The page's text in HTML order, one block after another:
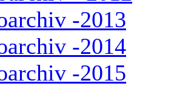
-2013
-2014
-2015